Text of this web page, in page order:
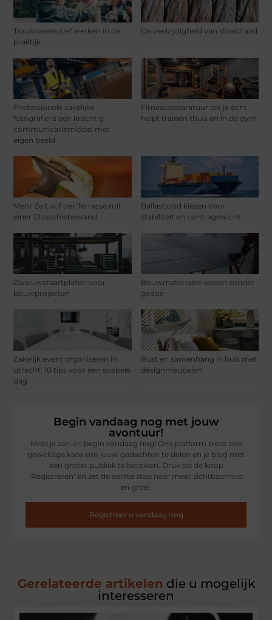
Traumasensitief werken in de
praktijk
De veelzijdigheid van staaldraad
Professionele zakelijke
fotografie is een krachtig
communicatiemiddel met
eigen beeld
Fitnessapparatuur die je écht
helpt trainen thuis en in de gym
Mehr Zeit auf der Terrasse mit
einer Glasschiebewand
Ballastlood kiezen voor
stabiliteit en contragewicht
Zwaluwstaartplaten voor
bouwprojecten
Bouwmaterialen kopen zonder
gedoe
Zakelijk event organiseren in
utrecht: 10 tips voor een soepele
dag
Rust en samenhang in huis met
designmeubelen
Begin vandaag nog met jouw
avontuur!
Meld je aan en begin vandaag nog! Ons platform biedt een
geweldige kans om jouw gedachten te delen en je blog met
een groter publiek te bereiken. Druk op de knop
‘Registreren’ en zet de eerste stap naar meer zichtbaarheid
en groei.
Registreer u vandaag nog
Gerelateerde artikelen die u mogelijk
interesseren